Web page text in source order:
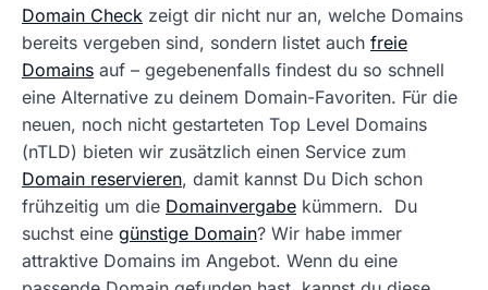
Domain Check zeigt dir nicht nur an, welche Domains
bereits vergeben sind, sondern listet auch freie
Domains auf – gegebenenfalls findest du so schnell
eine Alternative zu deinem Domain-Favoriten. Für die
neuen, noch nicht gestarteten Top Level Domains
(nTLD) bieten wir zusätzlich einen Service zum
Domain reservieren, damit kannst Du Dich schon
frühzeitig um die Domainvergabe kümmern. Du
suchst eine günstige Domain? Wir habe immer
attraktive Domains im Angebot. Wenn du eine